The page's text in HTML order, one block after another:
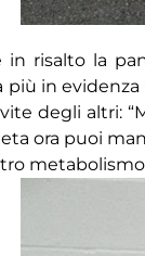
in risalto la
in
degli altri:
ora puoi